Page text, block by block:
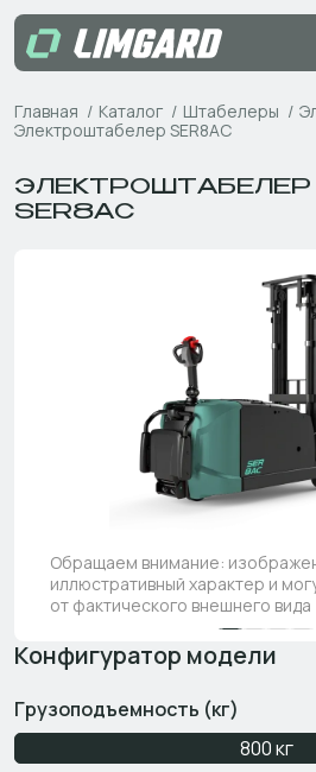
Главная Каталог Штабелеры
Электроштабелер SER8AC
ЭЛЕКТРОШТАБЕЛЕР
SER8AC
Обращаем внимание:
иллюстративный характер и
от фактического внешнего вида
Конфигуратор модели
Грузоподъемность (кг)
800 кг